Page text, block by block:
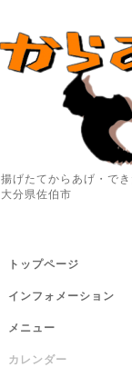
揚げたてからあげ・で
大分県佐伯市
トップページ
インフォメーション
メニュー
カレンダー